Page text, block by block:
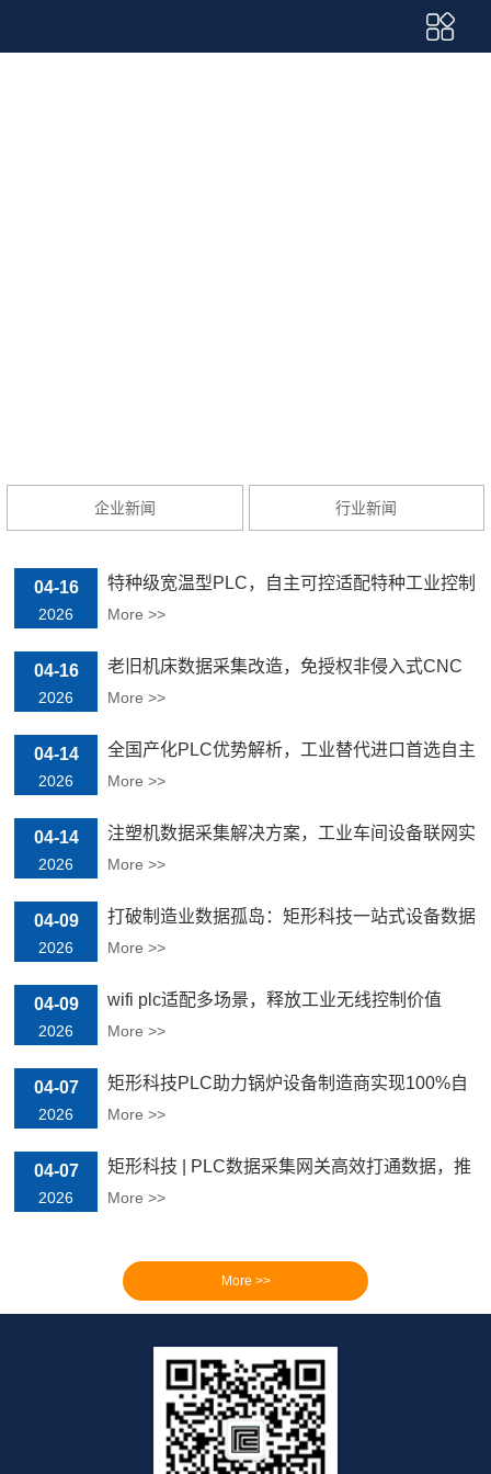
企业新闻 行业新闻
04-16
2026
特种级宽温型PLC，自主可控适配特种工业控制
场景
More >>
04-16
2026
老旧机床数据采集改造，免授权非侵入式CNC
联网方案推荐
More >>
04-14
2026
全国产化PLC优势解析，工业替代进口首选自主
可控方案
More >>
04-14
2026
注塑机数据采集解决方案，工业车间设备联网实
时监控
More >>
04-09
2026
打破制造业数据孤岛：矩形科技一站式设备数据
采集解决方案
More >>
04-09
2026
wifi plc适配多场景，释放工业无线控制价值
More >>
04-07
2026
矩形科技PLC助力锅炉设备制造商实现100%自
主可控
More >>
04-07
2026
矩形科技 | PLC数据采集网关高效打通数据，推
动工业自动化转型
More >>